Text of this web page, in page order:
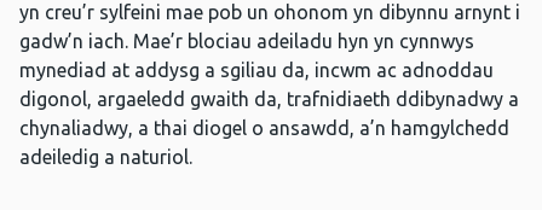
yn creu’r sylfeini mae pob un ohonom yn dibynnu arnynt i
gadw’n iach. Mae’r blociau adeiladu hyn yn cynnwys
mynediad at addysg a sgiliau da, incwm ac adnoddau
digonol, argaeledd gwaith da, trafnidiaeth ddibynadwy a
chynaliadwy, a thai diogel o ansawdd, a’n hamgylchedd
adeiledig a naturiol.